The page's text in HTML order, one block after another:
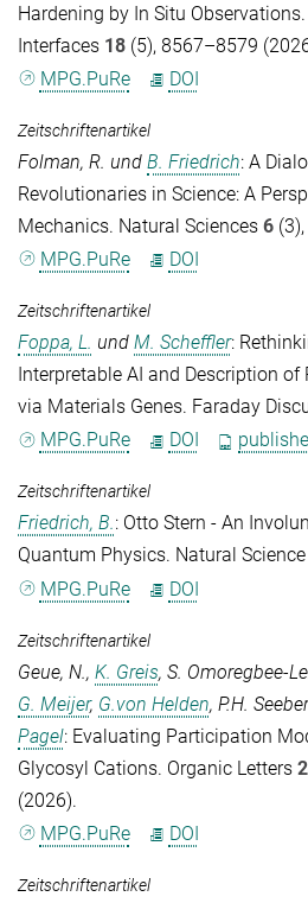
Hardening by In Situ Observations.
Interfaces 18 (5), 8567–8579
MPG.PuRe
DOI
Zeitschriftenartikel
Folman, R. und B. Friedrich: A
Revolutionaries in Science: A
Mechanics. Natural Sciences 6
MPG.PuRe
DOI
Zeitschriftenartikel
Foppa, L. und M. Scheffler:
Interpretable AI and Description
via Materials Genes. Faraday
MPG.PuRe
DOI
Zeitschriftenartikel
Friedrich, B.: Otto Stern - An
Quantum Physics. Natural Science
MPG.PuRe
DOI
Zeitschriftenartikel
Geue, N., K. Greis, S. Omoregbee-
G. Meijer, G.von Helden, P.H.
Pagel: Evaluating Participation
Glycosyl Cations. Organic Letters
(2026).
MPG.PuRe
DOI
Zeitschriftenartikel